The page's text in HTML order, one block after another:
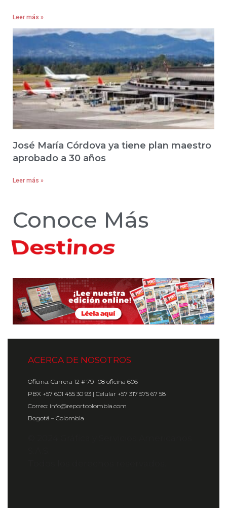
Leer más »
José María Córdova ya tiene plan maestro
aprobado a 30 años
Leer más »
Conoce Más
Hoteles
ACERCA DE NOSOTROS
Oficina: Carrera 12 # 79 -08 oficina 606
PBX +57 601 455 30 93 | Celular +57 317 575 67 58
Correo: info@reportcolombia.com
Bogotá – Colombia